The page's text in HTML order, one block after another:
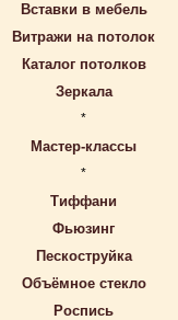
Вставки в мебель
Витражи на потолок
Каталог потолков
Зеркала
*
Мастер-классы
*
Тиффани
Фьюзинг
Пескоструйка
Объёмное стекло
Роспись